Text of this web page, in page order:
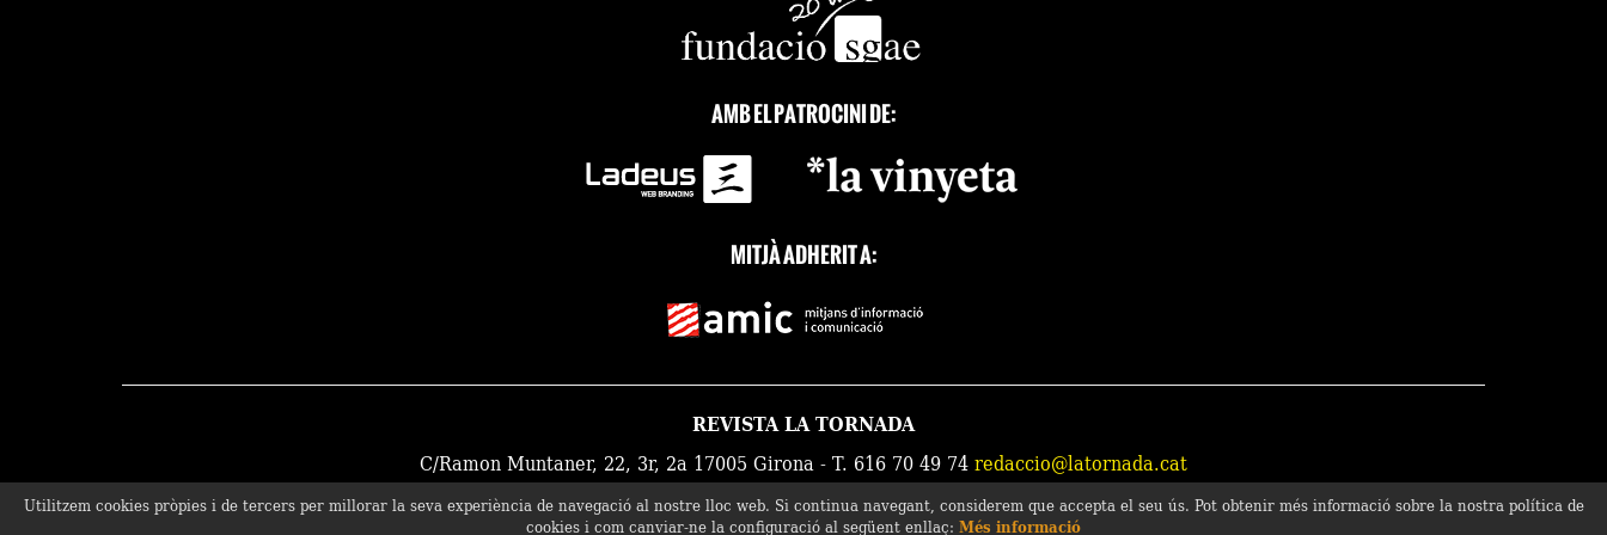
Utilitzem cookies pròpies i de tercers per millorar la seva experiència de navegació al nostre lloc web. Si continua navegant, considerem que accepta el seu ús. Pot obtenir més informació sobre la nostra política de
cookies i com canviar-ne la configuració al següent enllaç: Més informació
AMB EL PATROCINI DE:
MITJÀ ADHERIT A:
REVISTA LA TORNADA
C/Ramon Muntaner, 22, 3r, 2a 17005 Girona - T. 616 70 49 74redaccio@latornada.cat